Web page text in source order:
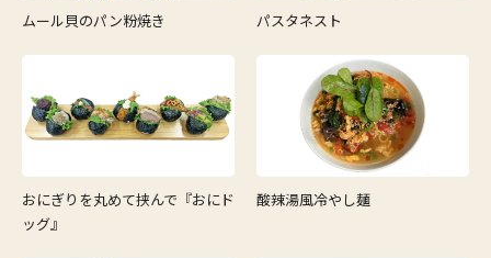
ムール貝のパン粉焼き パスタネスト
おにぎりを丸めて挟んで『おにド
ッグ』
酸辣湯風冷やし麺